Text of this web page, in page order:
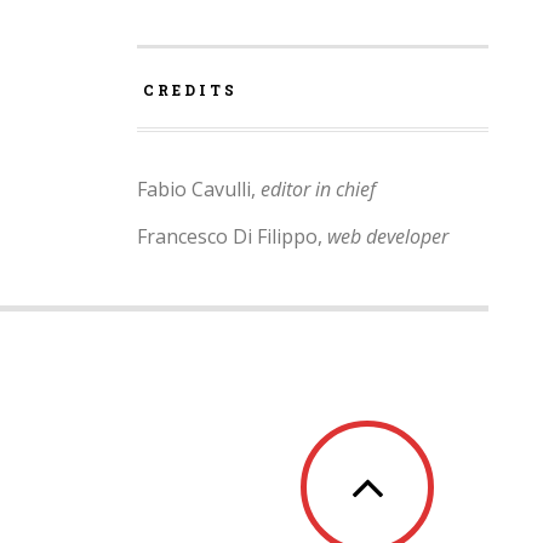
CREDITS
Fabio Cavulli, editor in chief
Francesco Di Filippo, web developer